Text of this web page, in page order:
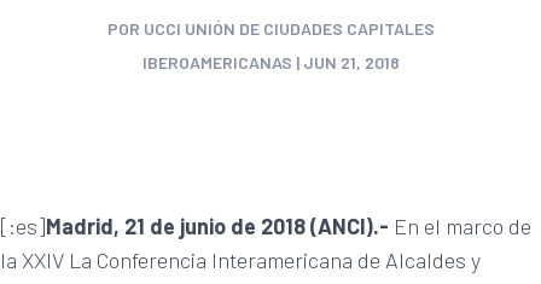
POR UCCI UNIÓN DE CIUDADES CAPITALES
IBEROAMERICANAS | JUN 21, 2018
[:es]Madrid, 21 de junio de 2018 (ANCI).- En el marco de
la XXIV La Conferencia Interamericana de Alcaldes y